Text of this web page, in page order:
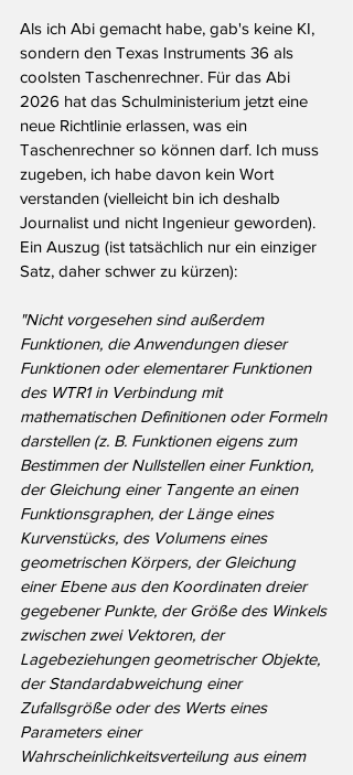
Als ich Abi gemacht habe, gab's keine KI,
sondern den Texas Instruments 36 als
coolsten Taschenrechner. Für das Abi
2026 hat das Schulministerium jetzt eine
neue Richtlinie erlassen, was ein
Taschenrechner so können darf. Ich muss
zugeben, ich habe davon kein Wort
verstanden (vielleicht bin ich deshalb
Journalist und nicht Ingenieur geworden).
Ein Auszug (ist tatsächlich nur ein einziger
Satz, daher schwer zu kürzen):
"Nicht vorgesehen sind außerdem
Funktionen, die Anwendungen dieser
Funktionen oder elementarer Funktionen
des WTR1 in Verbindung mit
mathematischen Definitionen oder Formeln
darstellen (z. B. Funktionen eigens zum
Bestimmen der Nullstellen einer Funktion,
der Gleichung einer Tangente an einen
Funktionsgraphen, der Länge eines
Kurvenstücks, des Volumens eines
geometrischen Körpers, der Gleichung
einer Ebene aus den Koordinaten dreier
gegebener Punkte, der Größe des Winkels
zwischen zwei Vektoren, der
Lagebeziehungen geometrischer Objekte,
der Standardabweichung einer
Zufallsgröße oder des Werts eines
Parameters einer
Wahrscheinlichkeitsverteilung aus einem